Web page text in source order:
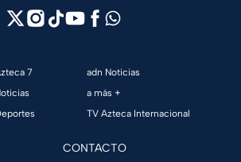
7
adn Noticias
a más +
TV Azteca Internacional
CONTACTO